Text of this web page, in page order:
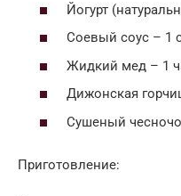
Йогурт
Соевый соус – 1
Жидкий мед – 1
Дижонская
Сушеный
Приготовление: